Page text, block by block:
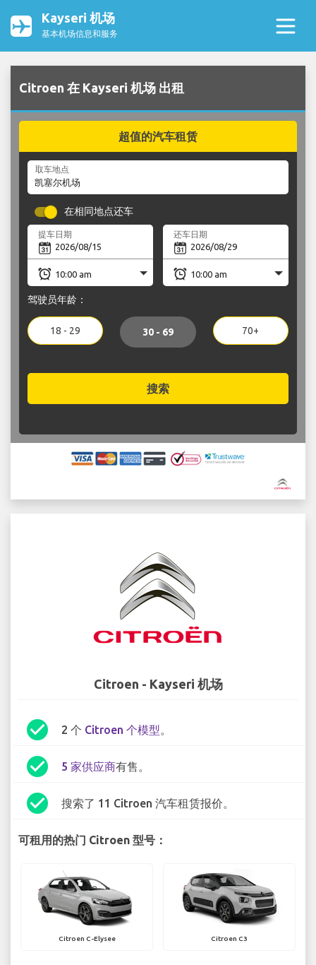
Kayseri 机场
基本机场信息和服务
Citroen 在 Kayseri 机场 出租
超值的汽车租赁
取车地点
在相同地点还车
提车日期 还车日期
驾驶员年龄：
18 - 29 30 - 69 70+
搜索
Citroen - Kayseri 机场
check_circle 2 个 Citroen 个模型。
check_circle 5 家供应商有售。
check_circle 搜索了 11 Citroen 汽车租赁报价。
可租用的热门 Citroen 型号：
Citroen C-Elysee Citroen C3